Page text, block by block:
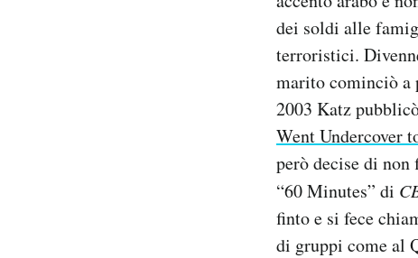
dei soldi alle
terroristici.
marito cominciò a
2003 Katz
Went Undercover
però decise di
“60 Minutes” di
finto e si fece
di gruppi come al